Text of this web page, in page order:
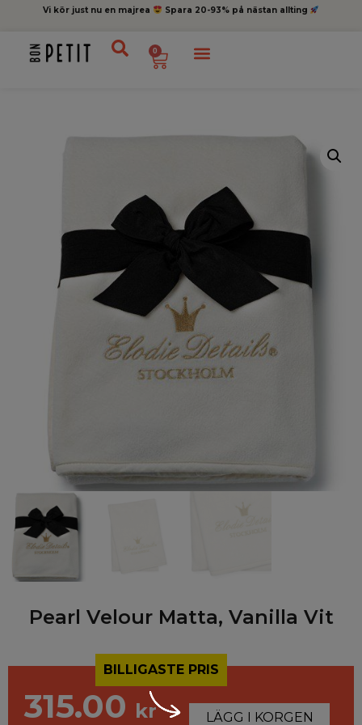
Vi kör just nu en majrea Spara 20-93% på nästan allting
0
Pearl Velour Matta, Vanilla Vit
BILLIGASTE PRIS
315.00 kr LÄGG I KORGEN